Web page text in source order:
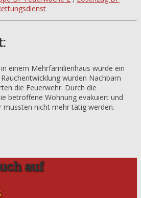
einem Mehrfamilienhaus wurde ein
wurden Nachbarn
die Feuerwehr. Durch die
betroffene Wohnung evakuiert und
mussten nicht mehr tätig werden.
auf